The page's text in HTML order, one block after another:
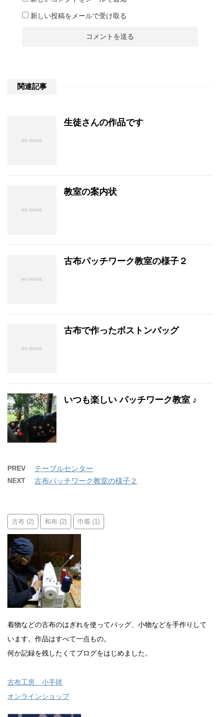
新しい投稿をメールで受け取る
関連記事
生徒さんの作品です
教室の案内状
古布パッチワーク教室の様子２
古布で作ったボストンバッグ
いつも楽しい パッチワーク教室 ♪
PREV テーブルセンター
NEXT 古布パッチワーク教室の様子２
古布 (2) 和布 (2) 巾着 (1)
着物などの古布のはぎれを使ってバッグ、小物などを手作りして
います。作品はすべて一点もの。
何か記録を残したくてブログをはじめました。
古布工房 小手毬
オンラインショップ